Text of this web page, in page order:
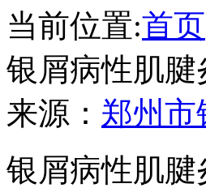
当前位置:首页
银屑病性肌腱
来源： 郑州市
银屑病性肌